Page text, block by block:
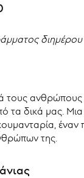
διημέρου
τους
δικά μας.
της.